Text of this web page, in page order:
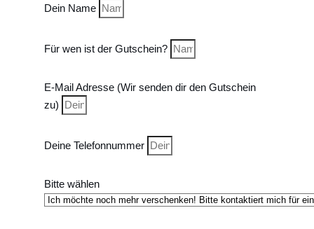
Dein Name
Für wen ist der Gutschein?
E-Mail Adresse (Wir senden dir den Gutschein
zu)
Deine Telefonnummer
Bitte wählen